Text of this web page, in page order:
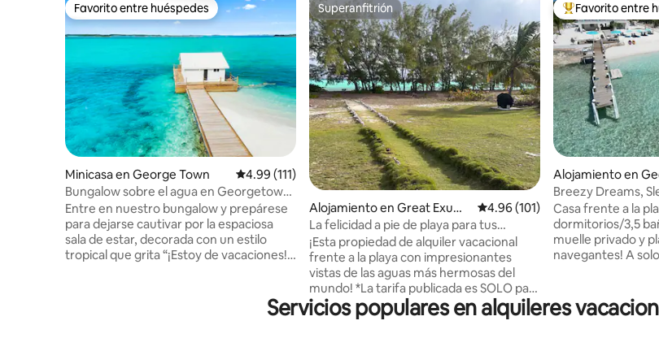
Favorito entre huéspedes
Favorito entre huéspedes
Minicasa en George Town Calificación promedio: 4.99 de 5, 111 reseñas
4.99 (111)
Bungalow sobre el agua en Georgetown |
¡Cerca del muelle!
Entre en nuestro bungalow y prepárese
para dejarse cautivar por la espaciosa
sala de estar, decorada con un estilo
tropical que grita “¡Estoy de vacaciones!”.
estén celosos. En el interior, una cocina
Superanfitrión
Superanfitrión
Alojamiento en Great Exuma
Island
Calificación promedio: 4.96 de 5,
4.96 (101)
La felicidad a pie de playa para tus
mejores vacaciones
¡Esta propiedad de alquiler vacacional
frente a la playa con impresionantes
vistas de las aguas más hermosas del
mundo! *La tarifa publicada es SOLO para
acceder a DOS DORMITORIOS. (King &
Queen bdrm) El tercer dormitorio con las
Favorito entre
Favorito entre
Alojamiento en
Breezy Dreams,
Casa frente a la
dormitorios/3,5
muelle privado y
navegantes! A
generador, la
presión y el
Servicios populares en alquileres